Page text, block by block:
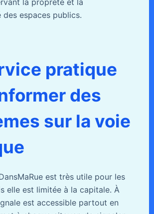
la propreté et la
espaces publics.
pratique
des
sur la voie
est très utile pour les
elle est limitée à la capitale. À
est accessible partout en